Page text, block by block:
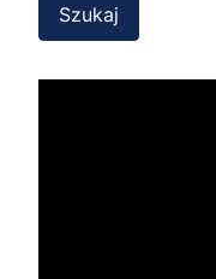
Szukaj